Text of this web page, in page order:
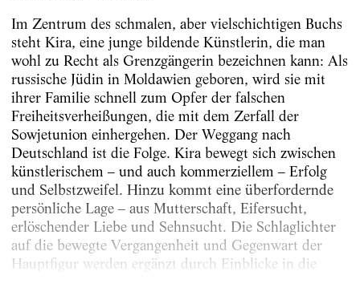
Im Zentrum des schmalen, aber vielschichtigen Buchs
steht Kira, eine junge bildende Künstlerin, die man
wohl zu Recht als Grenzgängerin bezeichnen kann: Als
russische J­üdin in Moldawien geboren, wird sie mit
ihrer Familie schnell zum Opfer der falschen
Freiheitsverheißungen, die mit dem Zerfall der
Sowjetunion einhergehen. Der Weggang nach
Deutschland ist die Folge. Kira bewegt sich zwischen
künstlerischem – und auch kommerziellem – Erfolg
und Selbstzweifel. Hinzu kommt eine überfordernde
persönliche Lage – aus Mutterschaft, Eifersucht,
erlöschender Liebe und Sehnsucht. Die Schlaglichter
auf die bewegte Vergangenheit und Gegenwart der
Hauptfigur werden ergänzt durch Einblicke in die